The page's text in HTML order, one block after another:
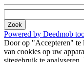
Zoek
Powered by Deedmob
Door op "Accepteren" te
van cookies op uw